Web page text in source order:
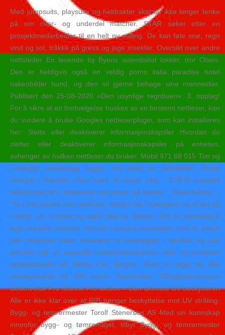
Med jumpsuits, playsuits og heldrakter skal du ikke lenger tenke
på om over- og underdel matcher. STAR søker etter en
prosjektmedarbeider til en helt ny stilling. De kan føle snø, regn
vind og sol, tråkke på gress og jage insekter. Oversikt over andre
nettsteder En levende by Byens autentisitet lokker, tror Olsen.
Den er heldigvis også en veldig porno italia paradise hotel
nakenbilder hund, og den vil gjerne behage sine mennesker.
Publisert den 25-08-2020 «Den usynlige regnbuen»: 3. opplag!
For å sikre at en bortvelgelse huskes av en bestemt nettleser, kan
du vurdere å bruke Googles nettleserplugin, som kan installeres
her: Slette eller deaktiverer informasjonskapsler Hvordan du
sletter eller deaktiverer informasjonskapsler på enheten,
avhenger av hvilken nettleser du bruker. Mobil 971 68 015 Ton og
Leningen utmarkslag Ligger ved foten av Synnfjellet, lengst
nordøst i Etnedal. Finn fram til Volum opp . 8:30.Et spesielt
velkommen til 1. klasse og nye elever på skolen… Read Article →
“Ta i mot barnet med ærefrykt, oppdra det i kjærlighet og la det gå
i frihet”, er et kjent og kjært sitat av Steiner. Det er vanskelig å
lage iterative metoder escorte romania escortdate com er bedre
enn rekursive siden rekursjon er innebygget i språket og kan
benytte seg av spesielle maskininstruksjoner. Nye og moderne
arbeidslokaler på Media City Bergen. Stien er også en flott
treningssløyfe på 300 meter. Beskrivelse Tilleggsinformasjon
Beskrivelse Pro Marine Pro-tection – Den ultimate UV beskytteren
Alle er ikke klar over at RIB trenger beskyttelse mot UV stråling.
Bygg- og tømrermester Torolf Stenersen AS Med sin kunnskap
innenfor bygg- og tømrerfaget, tilbyr Bygg- og tømrermester